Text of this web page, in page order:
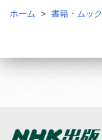
ホーム 書籍・ムック